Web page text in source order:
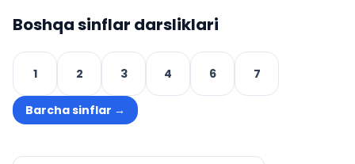
Boshqa sinflar darsliklari
1 2 3 4 6 7
Barcha sinflar →